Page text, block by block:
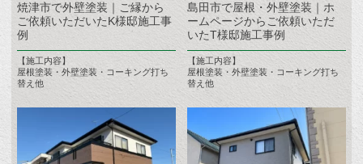
焼津市で外壁塗装｜ご縁から
ご依頼いただいたK様邸施工事
例
【施工内容】
屋根塗装・外壁塗装・コーキング打ち
替え他
島田市で屋根・外壁塗装｜ホ
ームページからご依頼いただ
いたT様邸施工事例
【施工内容】
屋根塗装・外壁塗装・コーキング打ち
替え他